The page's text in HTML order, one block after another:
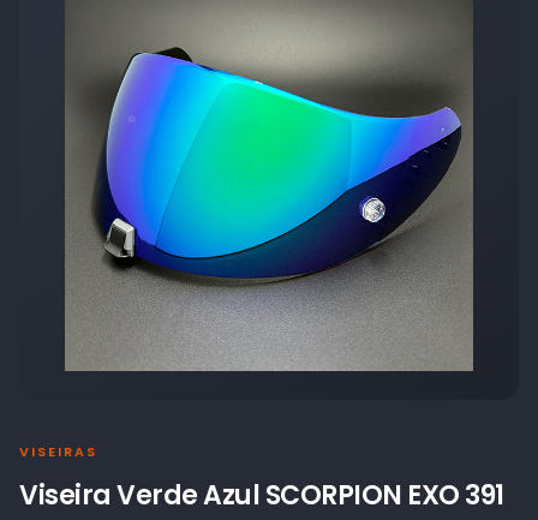
o
VISEIRAS
Viseira Verde Azul SCORPION EXO 391